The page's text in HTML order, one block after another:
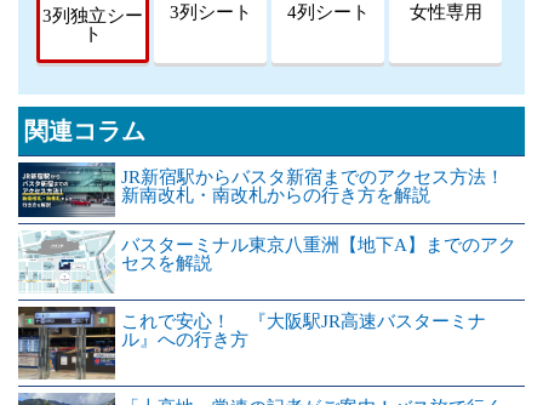
3列独立シー
ト
3列シート 4列シート 女性専用
関連コラム
JR新宿駅からバスタ新宿までのアクセス方法！
新南改札・南改札からの行き方を解説
バスターミナル東京八重洲【地下A】までのアク
セスを解説
これで安心！ 『大阪駅JR高速バスターミナ
ル』への行き方